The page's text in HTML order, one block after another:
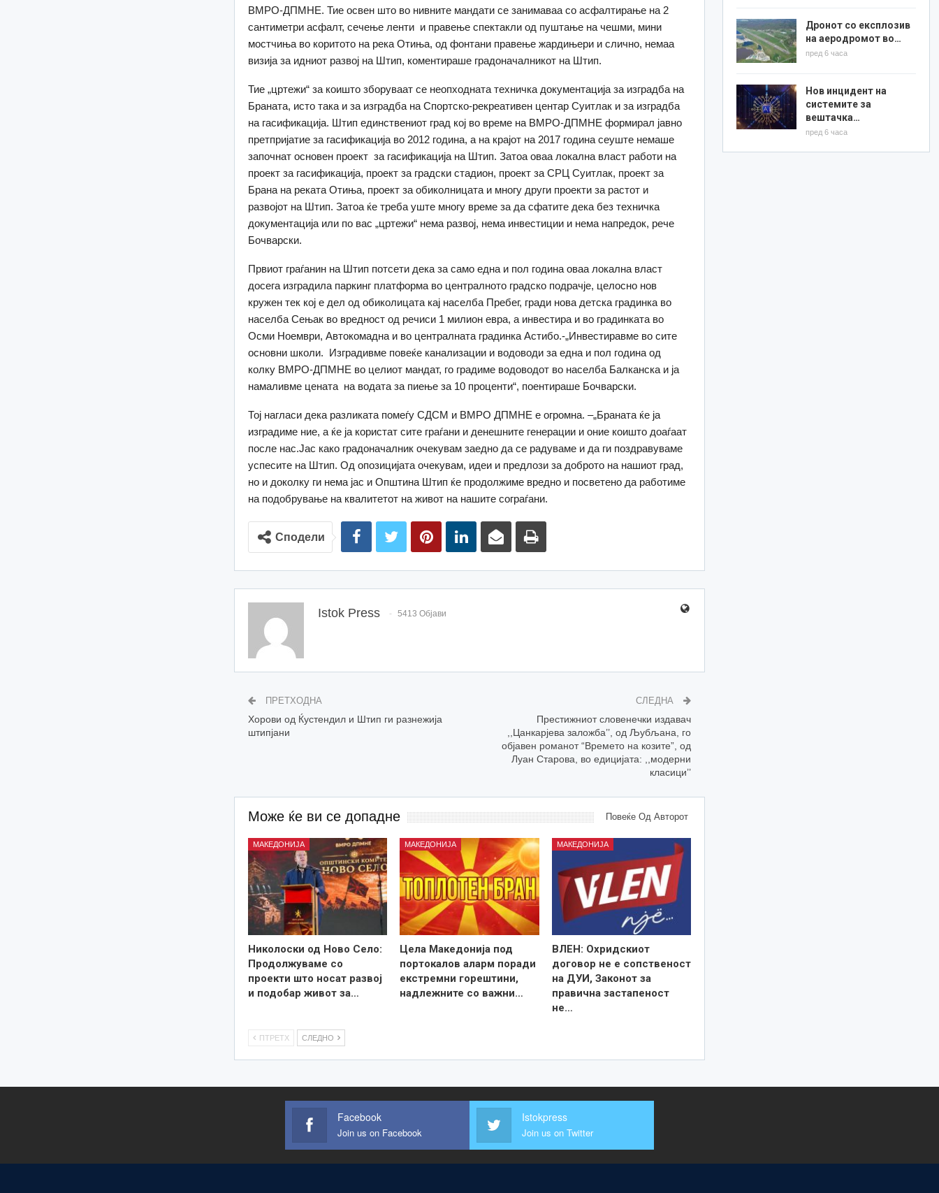
ВМРО-ДПМНЕ. Тие освен што во нивните мандати се занимаваа со асфалтирање на 2
сантиметри асфалт, сечење ленти и правење спектакли од пуштање на чешми, мини
мостчиња во коритото на река Отиња, од фонтани правење жардињери и слично, немаа
визија за идниот развој на Штип, коментираше градоначалникот на Штип.
Тие „цртежи“ за коишто зборуваат се неопходната техничка документација за изградба на
Браната, исто така и за изградба на Спортско-рекреативен центар Суитлак и за изградба
на гасификација. Штип единствениот град кој во време на ВМРО-ДПМНЕ формирал јавно
претпријатие за гасификација во 2012 година, а на крајот на 2017 година сеуште немаше
започнат основен проект за гасификација на Штип. Затоа оваа локална власт работи на
проект за гасификација, проект за градски стадион, проект за СРЦ Суитлак, проект за
Брана на реката Отиња, проект за обиколницата и многу други проекти за растот и
развојот на Штип. Затоа ќе треба уште многу време за да сфатите дека без техничка
документација или по вас „цртежи“ нема развој, нема инвестиции и нема напредок, рече
Бочварски.
Првиот граѓанин на Штип потсети дека за само една и пол година оваа локална власт
досега изградила паркинг платформа во централното градско подрачје, целосно нов
кружен тек кој е дел од обиколицата кај населба Пребег, гради нова детска градинка во
населба Сењак во вредност од речиси 1 милион евра, а инвестира и во градинката во
Осми Ноември, Автокомадна и во централната градинка Астибо.-„Инвестиравме во сите
основни школи. Изградивме повеќе канализации и водоводи за една и пол година од
колку ВМРО-ДПМНЕ во целиот мандат, го градиме водоводот во населба Балканска и ја
намаливме цената на водата за пиење за 10 проценти“, поентираше Бочварски.
Тој нагласи дека разликата помеѓу СДСМ и ВМРО ДПМНЕ е огромна. –„Браната ќе ја
изградиме ние, а ќе ја користат сите граѓани и денешните генерации и оние коишто доаѓаат
после нас.Јас како градоначалник очекувам заедно да се радуваме и да ги поздравуваме
успесите на Штип. Од опозицијата очекувам, идеи и предлози за доброто на нашиот град,
но и доколку ги нема јас и Општина Штип ќе продолжиме вредно и посветено да работиме
на подобрување на квалитетот на живот на нашите сограѓани.
Сподели
Istok Press 5413 Објави
ПРЕТХОДНА
Хорови од Ќустендил и Штип ги разнежија
штипјани
СЛЕДНА
Престижниот словенечки издавач
,,Цанкарјева заложба’’, од Љубљана, го
објавен романот “Времето на козите”, од
Луан Старова, во едицијата: ,,модерни
класици’’
Може ќе ви се допадне Повеќе Од Авторот
МАКЕДОНИЈА
Николоски од Ново Село:
Продолжуваме со
проекти што носат развој
и подобар живот за…
МАКЕДОНИЈА
Цела Македонија под
портокалов аларм поради
екстремни горештини,
надлежните со важни…
МАКЕДОНИЈА
ВЛЕН: Охридскиот
договор не е сопственост
на ДУИ, Законот за
правична застапеност
не…
ПТРЕТХ СЛЕДНО
Дронот со експлозив
на аеродромот во…
пред 6 часа
Нов инцидент на
системите за
вештачка…
пред 6 часа
Facebook
Join us on Facebook
Istokpress
Join us on Twitter